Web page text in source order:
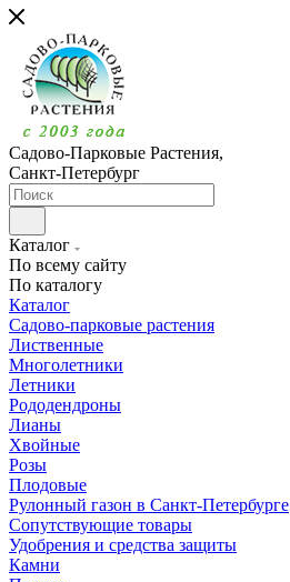
Садово-Парковые Растения,
Санкт-Петербург
Каталог
По всему сайту
По каталогу
Каталог
Садово-парковые растения
Лиственные
Многолетники
Летники
Рододендроны
Лианы
Хвойные
Розы
Плодовые
Рулонный газон в Санкт-Петербурге
Сопутствующие товары
Удобрения и средства защиты
Камни